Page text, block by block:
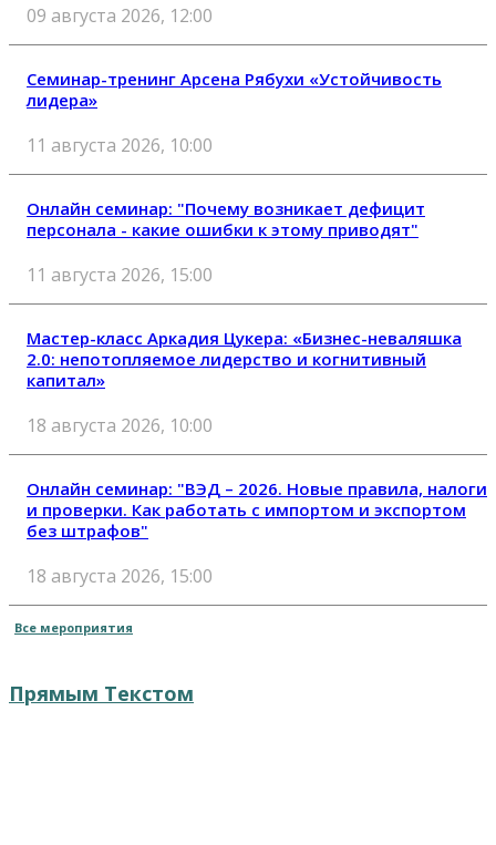
09 августа 2026, 12:00
Семинар-тренинг Арсена Рябухи «Устойчивость
лидера»
11 августа 2026, 10:00
Онлайн семинар: "Почему возникает дефицит
персонала - какие ошибки к этому приводят"
11 августа 2026, 15:00
Мастер-класс Аркадия Цукера: «Бизнес-неваляшка
2.0: непотопляемое лидерство и когнитивный
капитал»
18 августа 2026, 10:00
Онлайн семинар: "ВЭД – 2026. Новые правила, налоги
и проверки. Как работать с импортом и экспортом
без штрафов"
18 августа 2026, 15:00
Все мероприятия
Прямым Текстом